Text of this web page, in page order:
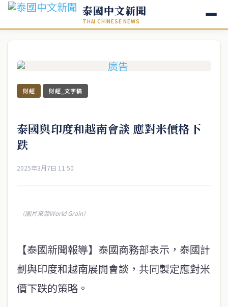
泰國中文新聞
THAI CHINESE NEWS
財經 財經_文字稿
泰國與印度和越南會談 應對米價格下
跌
2025年3月7日 11:50
（圖片來源World Grain）
【泰國新聞報導】泰國商務部表示，泰國計
劃與印度和越南展開會談，共同製定應對米
價下跌的策略。